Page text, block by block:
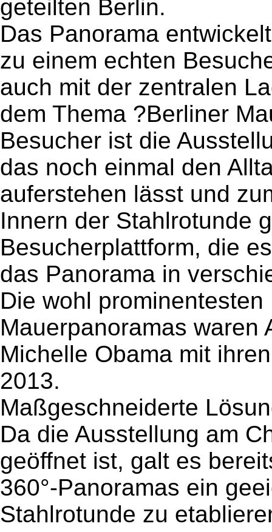
geteilten Berlin.
Das Panorama
zu einem echten
auch mit der zentralen
dem Thema ?Berliner
Besucher ist die
das noch einmal den
auferstehen lässt und
Innern der Stahlrotunde
Besucherplattform, die
das Panorama in
Die wohl
Mauerpanoramas waren
Michelle Obama mit
2013.
Maßgeschneiderte
Da die Ausstellung am
geöffnet ist, galt es
360°-Panoramas ein
Stahlrotunde zu